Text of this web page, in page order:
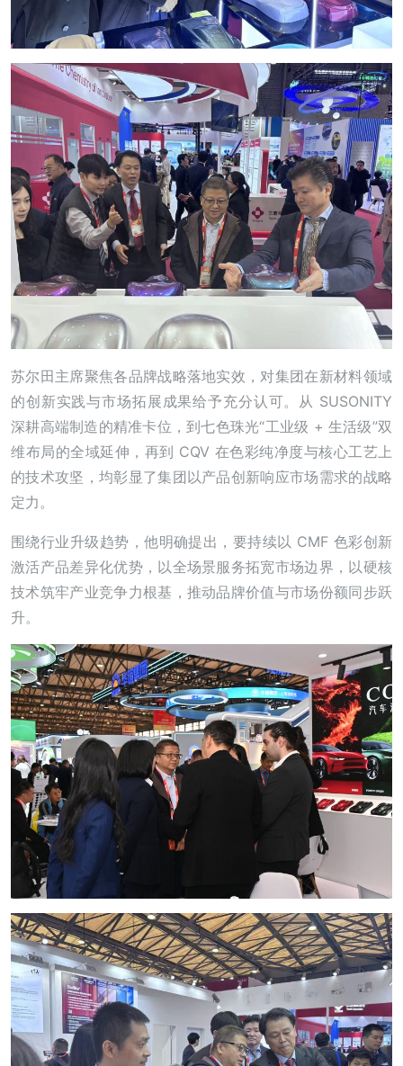
苏尔田主席聚焦各品牌战略落地实效，对集团在新材料领域
的创新实践与市场拓展成果给予充分认可。从 SUSONITY
深耕高端制造的精准卡位，到七色珠光“工业级 + 生活级”双
维布局的全域延伸，再到 CQV 在色彩纯净度与核心工艺上
的技术攻坚，均彰显了集团以产品创新响应市场需求的战略
定力。
围绕行业升级趋势，他明确提出，要持续以 CMF 色彩创新
激活产品差异化优势，以全场景服务拓宽市场边界，以硬核
技术筑牢产业竞争力根基，推动品牌价值与市场份额同步跃
升。